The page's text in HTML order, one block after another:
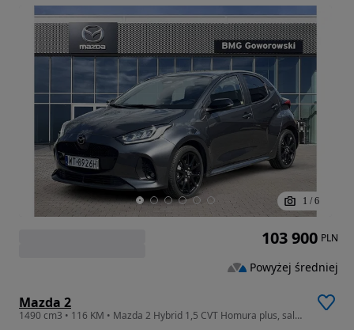
1 / 6
Mazda 2
1490 cm3 • 116 KM • Mazda 2 Hybrid 1,5 CVT Homura plus, salon PL, FV23%
103 900 PLN
Powyżej średniej